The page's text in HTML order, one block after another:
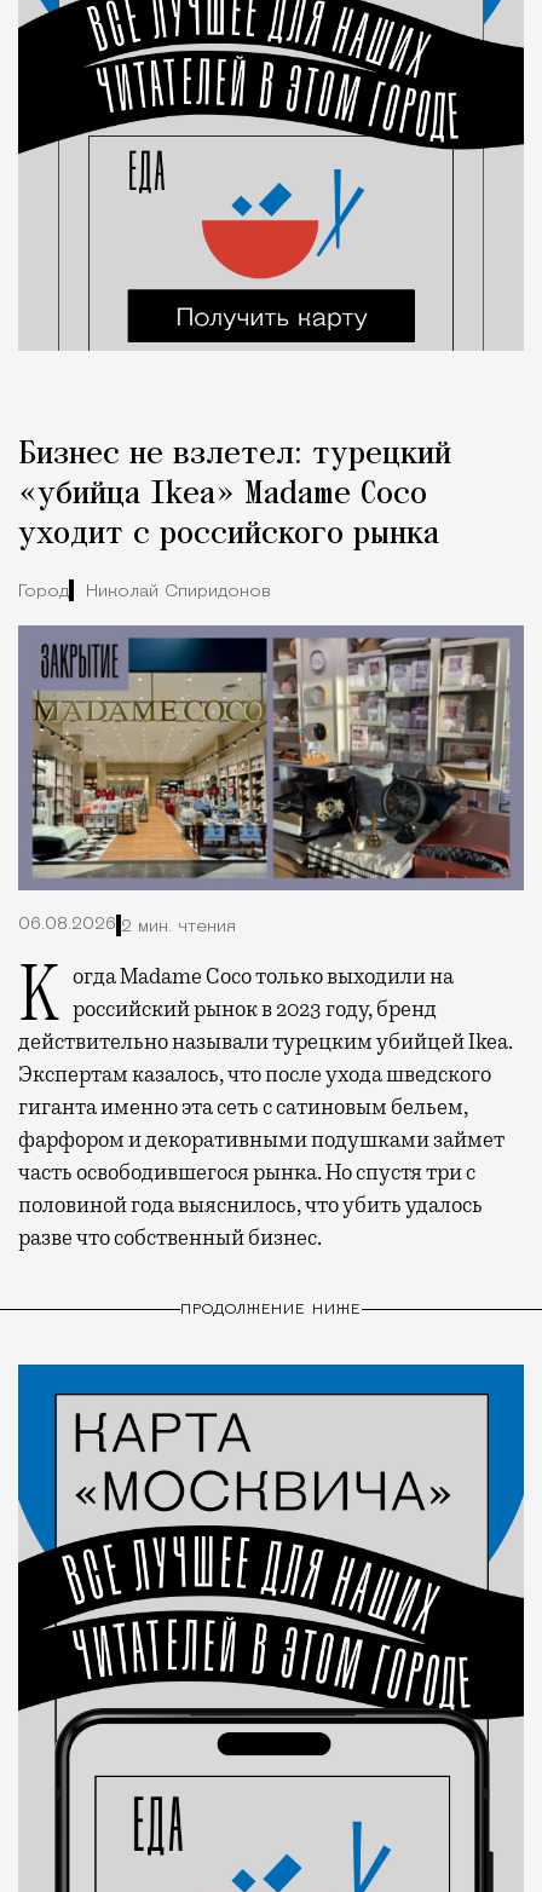
Бизнес не взлетел: турецкий
«убийца Ikea» Madame Coco
уходит с российского рынка
Город Николай Спиридонов
06.08.2026 2 мин. чтения
Когда Madame Coco только выходили на российский рынок в 2023 году, бренд
действительно называли турецким убийцей Ikea.
Экспертам казалось, что после ухода шведского
гиганта именно эта сеть с сатиновым бельем,
фарфором и декоративными подушками займет
часть освободившегося рынка. Но спустя три с
половиной года выяснилось, что убить удалось
разве что собственный бизнес.
ПРОДОЛЖЕНИЕ НИЖЕ